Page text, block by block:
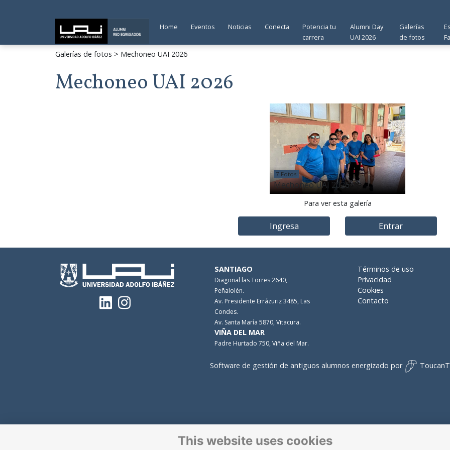
Home Eventos Noticias Conecta
Potencia tu
carrera
Alumni Day
UAI 2026
Galerías
de fotos
Galerías de fotos > Mechoneo UAI 2026
Mechoneo UAI 2026
7 Fotos
Mechoneo UAI 2026
Para ver esta galería
Ingresa Entrar
SANTIAGO
Diagonal las Torres 2640,
Peñalolén.
Av. Presidente Errázuriz 3485, Las
Condes.
Av. Santa María 5870, Vitacura.
VIÑA DEL MAR
Padre Hurtado 750, Viña del Mar.
Términos de uso
Privacidad
Cookies
Contacto
Software de gestión de antiguos alumnos energizado por
This website uses cookies